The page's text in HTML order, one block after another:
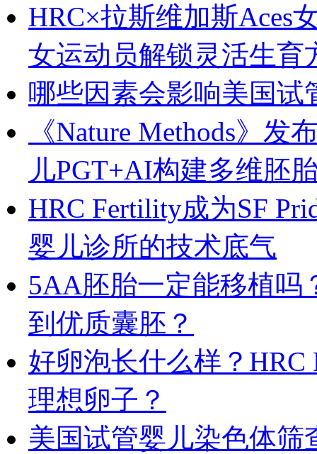
HRC×拉斯维加斯Aces
女运动员解锁灵活生育
哪些因素会影响美国试
《Nature Methods》
儿PGT+AI构建多维胚
HRC Fertility成为SF
婴儿诊所的技术底气
5AA胚胎一定能移植吗
到优质囊胚？
好卵泡长什么样？
理想卵子？
美国试管婴儿染色体筛